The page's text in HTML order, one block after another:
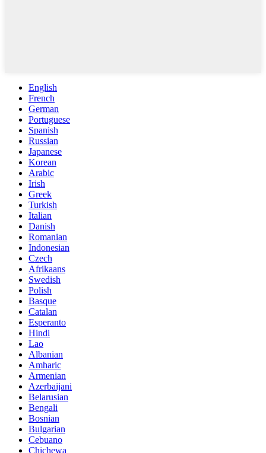
English
French
German
Portuguese
Spanish
Russian
Japanese
Korean
Arabic
Irish
Greek
Turkish
Italian
Danish
Romanian
Indonesian
Czech
Afrikaans
Swedish
Polish
Basque
Catalan
Esperanto
Hindi
Lao
Albanian
Amharic
Armenian
Azerbaijani
Belarusian
Bengali
Bosnian
Bulgarian
Cebuano
Chichewa